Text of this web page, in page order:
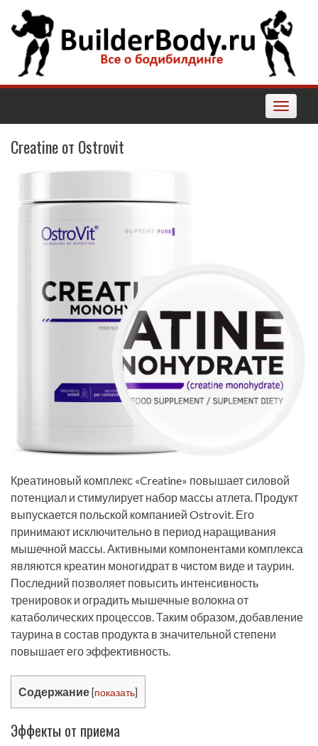
Наверх
Toggle
Creatine от Ostrovit
Креатиновый комплекс «Creatine» повышает силовой
потенциал и стимулирует набор массы атлета. Продукт
выпускается польской компанией Ostrovit. Его
принимают исключительно в период наращивания
мышечной массы. Активными компонентами комплекса
являются креатин моногидрат в чистом виде и таурин.
Последний позволяет повысить интенсивность
тренировок и оградить мышечные волокна от
катаболических процессов. Таким образом, добавление
таурина в состав продукта в значительной степени
повышает его эффективность.
Содержание [показать]
Эффекты от приема